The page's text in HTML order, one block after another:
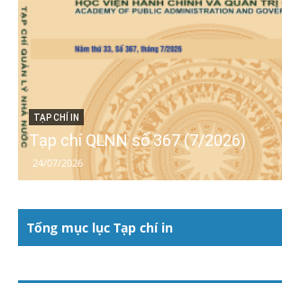
TẠP CHÍ IN
Tạp chí QLNN số 367 (7/2026)
24/07/2026
Tổng mục lục Tạp chí in